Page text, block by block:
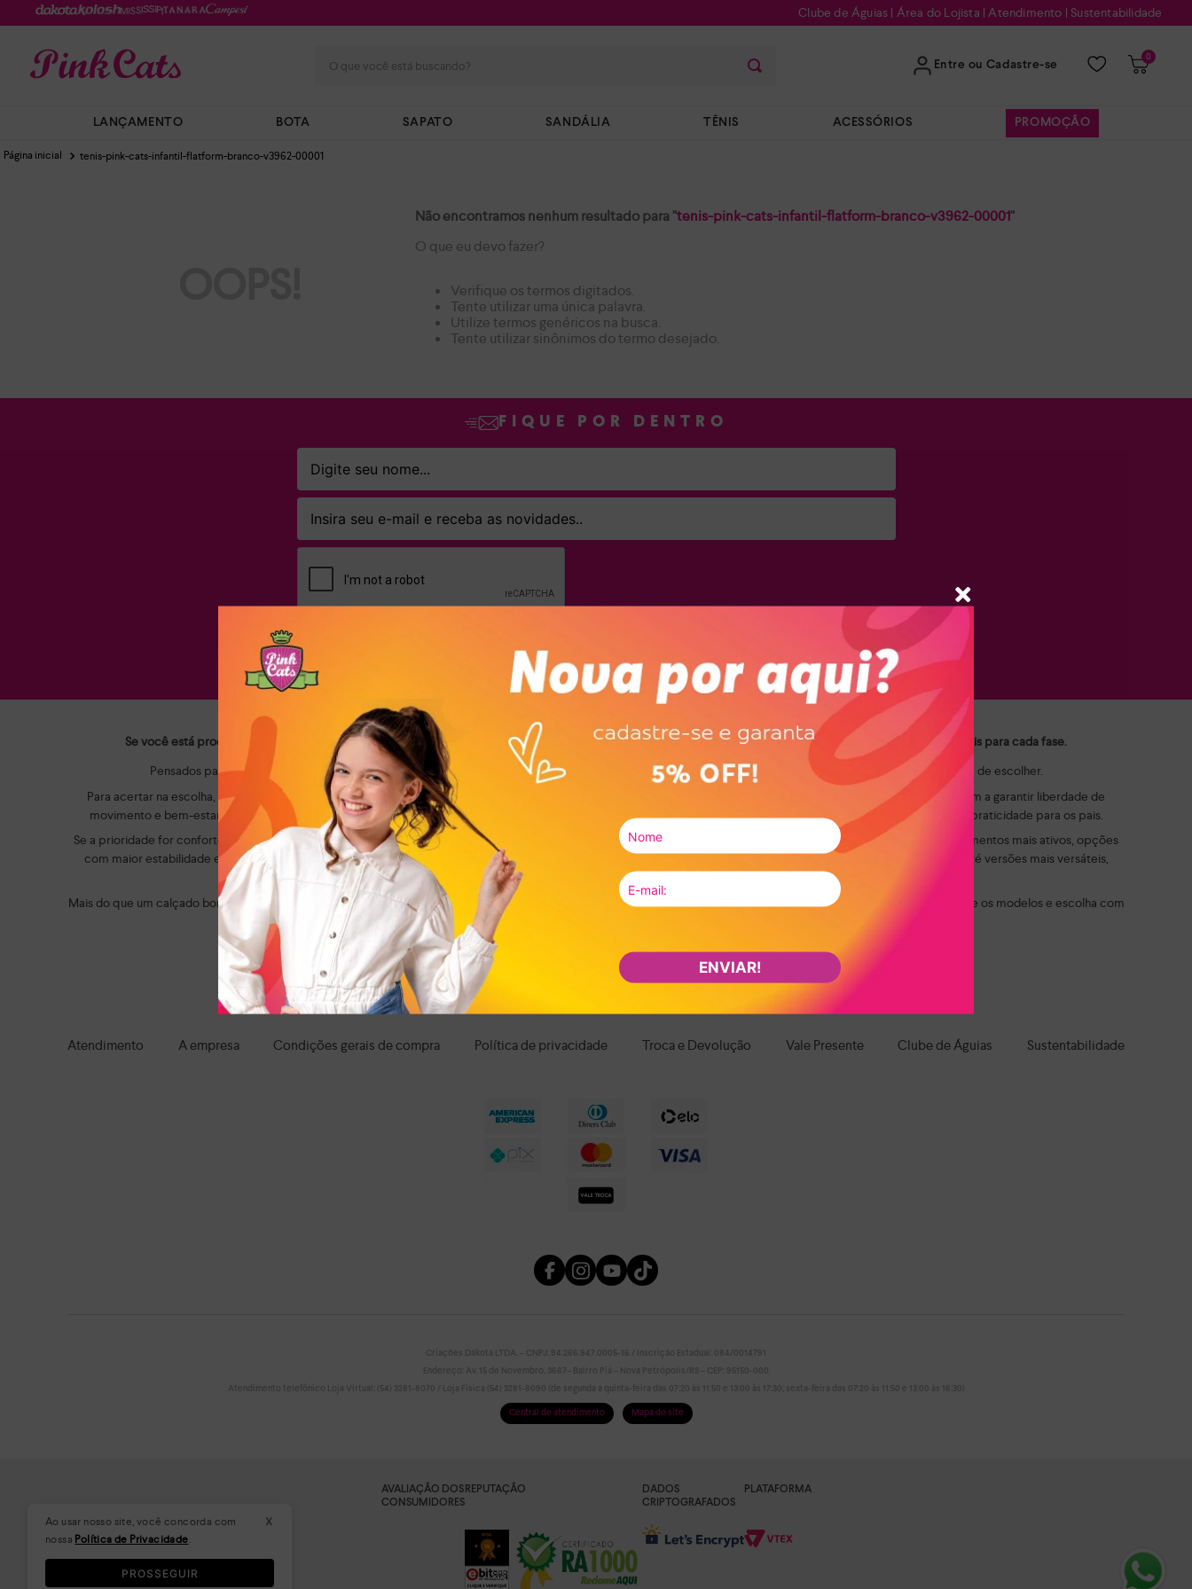
Clube de Águias | Área do Lojista |Atendimento | Sustentabilidade
Entre ou Cadastre-se
0
LANÇAMENTO BOTA SAPATO SANDÁLIA TÊNIS ACESSÓRIOS PROMOÇÃO
x
Ao usar nosso site, você concorda com
nossa Política de Privacidade.
PROSSEGUIR
ENVIAR!
tenis-pink-cats-infantil-flatform-branco-v3962-00001
Não encontramos nenhum resultado para "tenis-pink-cats-infantil-flatform-branco-v3962-00001"
O que eu devo fazer?
Verifique os termos digitados.
Tente utilizar uma única palavra.
Utilize termos genéricos na busca.
Tente utilizar sinônimos do termo desejado.
FIQUE POR DENTRO
Ao clicar em ASSINAR declaro que concordo em receber novidades e promoções da Dakota e suas marcas.
Confira nossa
ASSINAR
Se você está procurando calçados infantis que acompanhem o ritmo das crianças com conforto, segurança e muito estilo, aqui você encontra as opções ideais para cada fase.
Pensados para o dia a dia dos pequenos, os modelos combinam leveza, praticidade e um visual encantador — tudo o que pais e crianças valorizam na hora de escolher.
Para acertar na escolha, é importante considerar a rotina da criança. Para escola, passeios e brincadeiras, os calçados leves, flexíveis e com solado confortável ajudam a garantir liberdade de
movimento e bem-estar ao longo do dia. Já os modelos com fechamento em velcro ou elástico facilitam o calce, promovendo mais autonomia para os pequenos e praticidade para os pais.
Se a prioridade for conforto, vale optar por modelos com interior macio, bom ajuste ao pé e estrutura que acompanhe os movimentos sem apertar ou limitar. Para momentos mais ativos, opções
com maior estabilidade e solado resistente oferecem mais segurança durante as brincadeiras. E quando o assunto é estilo, há desde modelos delicados e divertidos até versões mais versáteis,
fáceis de combinar com diferentes looks infantis.
Mais do que um calçado bonito, a escolha certa faz diferença no desenvolvimento, no conforto e na confiança da criança ao se movimentar. Explore as opções, compare os modelos e escolha com
tranquilidade. Aqui, você encontra calçados infantis pensados para cuidar de cada passo com leveza, proteção e muita personalidade.
Navegue por todos os itens e aproveite nossas condições de pagamento e frete grátis para todo o Brasil!
Atendimento A empresa Condições gerais de compra Política de privacidade Troca e Devolução Vale Presente Clube de Águias Sustentabilidade
Criações Dakota LTDA. – CNPJ: 94.266.947.0005-16 / Inscrição Estadual: 084/0014791
Endereço: Av. 15 de Novembro, 3667– Bairro Piá – Nova Petrópolis/RS – CEP: 95150-000
Atendimento telefônico Loja Virtual: (54) 3281-8070 / Loja Física (54) 3281-8090 (de segunda a quinta-feira das 07:20 às 11:50 e 13:00 às 17:30; sexta-feira das 07:20 às 11:50 e 13:00 às 16:30)
Central de atendimento Mapa do site
AVALIAÇÃO DOS
CONSUMIDORES
REPUTAÇÃO
DADOS
CRIPTOGRAFADOS
PLATAFORMA